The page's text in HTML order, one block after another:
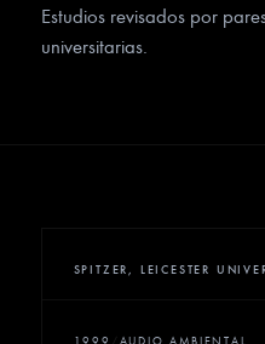
Estudios revisados por
universitarias.
SPITZER, LEICESTER
1999 AUDIO AMBIENTAL